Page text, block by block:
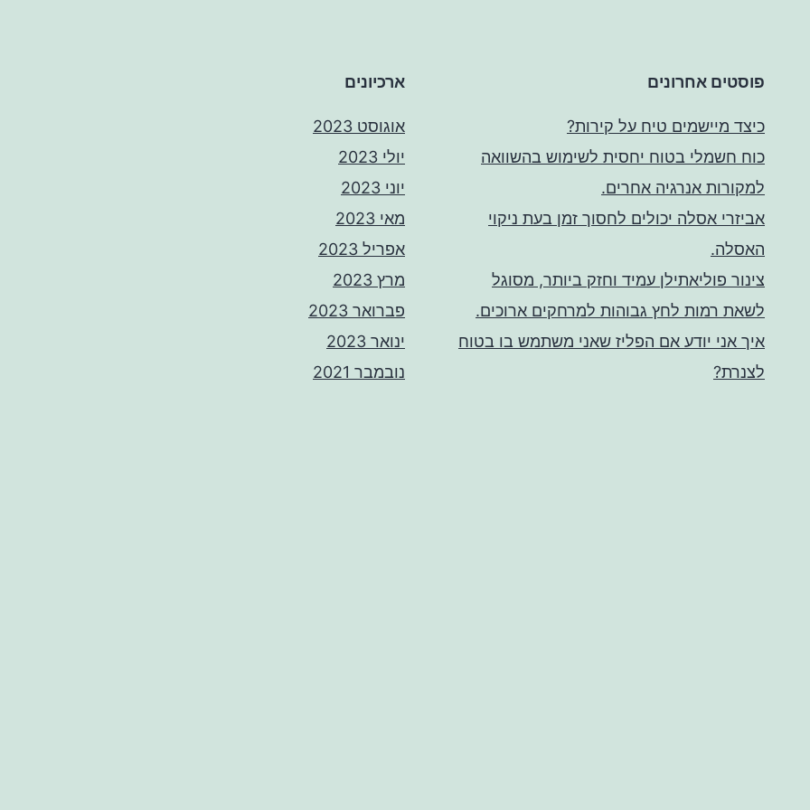
פוסטים אחרונים
כיצד מיישמים טיח על קירות?
כוח חשמלי בטוח יחסית לשימוש בהשוואה
למקורות אנרגיה אחרים.
אביזרי אסלה יכולים לחסוך זמן בעת ניקוי
האסלה.
צינור פוליאתילן עמיד וחזק ביותר, מסוגל
לשאת רמות לחץ גבוהות למרחקים ארוכים.
איך אני יודע אם הפליז שאני משתמש בו בטוח
לצנרת?
ארכיונים
אוגוסט 2023
יולי 2023
יוני 2023
מאי 2023
אפריל 2023
מרץ 2023
פברואר 2023
ינואר 2023
נובמבר 2021